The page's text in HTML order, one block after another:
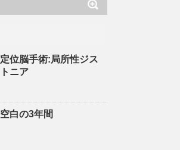
定位脳手術:局所性ジス
トニア
空白の3年間